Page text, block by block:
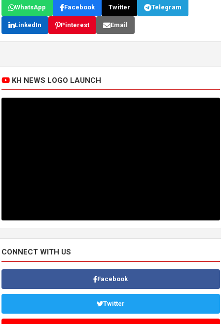
WhatsApp Facebook Twitter Telegram
LinkedIn Pinterest Email
KH NEWS LOGO LAUNCH
CONNECT WITH US
Facebook
Twitter